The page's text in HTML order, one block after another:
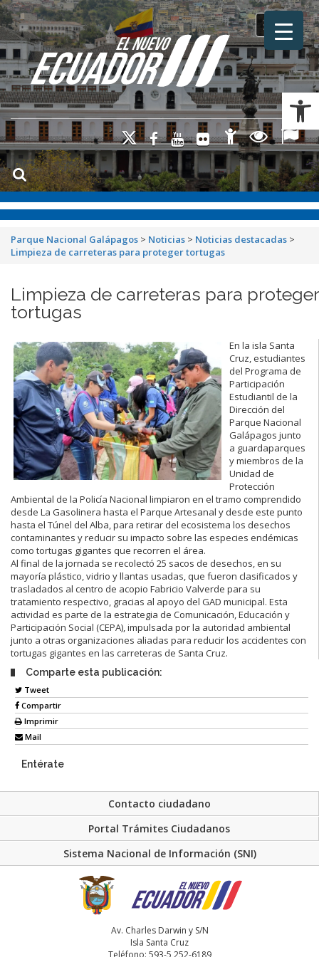
Toggle
Parque Nacional Galápagos > Noticias > Noticias destacadas >
Limpieza de carreteras para proteger tortugas
Limpieza de carreteras para proteger
tortugas
En la isla Santa
Cruz, estudiantes
del Programa de
Participación
Estudiantil de la
Dirección del
Parque Nacional
Galápagos junto
a guardaparques
y miembros de la
Unidad de
Protección
Ambiental de la Policía Nacional limpiaron en el tramo comprendido
desde La Gasolinera hasta el Parque Artesanal y desde este punto
hasta el Túnel del Alba, para retirar del ecosistema los desechos
contaminantes y reducir su impacto sobre las especies endémicas
como tortugas gigantes que recorren el área.
Al final de la jornada se recolectó 25 sacos de desechos, en su
mayoría plástico, vidrio y llantas usadas, que fueron clasificados y
trasladados al centro de acopio Fabricio Valverde para su
tratamiento respectivo, gracias al apoyo del GAD municipal. Esta
actividad es parte de la estrategia de Comunicación, Educación y
Participación Social (CEPA), impulsada por la autoridad ambiental
junto a otras organizaciones aliadas para reducir los accidentes con
tortugas gigantes en las carreteras de Santa Cruz.
Comparte esta publicación:
Tweet
Compartir
Imprimir
Mail
Entérate
Contacto ciudadano
Portal Trámites Ciudadanos
Sistema Nacional de Información (SNI)
Av. Charles Darwin y S/N
Isla Santa Cruz